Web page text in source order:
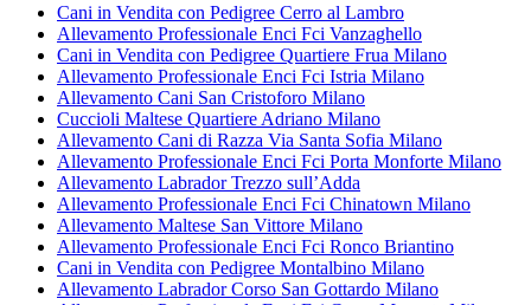
Cani in Vendita con Pedigree Cerro al Lambro
Allevamento Professionale Enci Fci Vanzaghello
Cani in Vendita con Pedigree Quartiere Frua Milano
Allevamento Professionale Enci Fci Istria Milano
Allevamento Cani San Cristoforo Milano
Cuccioli Maltese Quartiere Adriano Milano
Allevamento Cani di Razza Via Santa Sofia Milano
Allevamento Professionale Enci Fci Porta Monforte Milano
Allevamento Labrador Trezzo sull’Adda
Allevamento Professionale Enci Fci Chinatown Milano
Allevamento Maltese San Vittore Milano
Allevamento Professionale Enci Fci Ronco Briantino
Cani in Vendita con Pedigree Montalbino Milano
Allevamento Labrador Corso San Gottardo Milano